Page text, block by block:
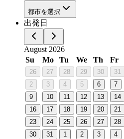
都市を選択
出発日
August 2026
Su
Mo Tu We Th Fr
26 27 28 29 30 31
2
3 4 5 6 7
9
10 11 12 13 14
16
17 18 19 20 21
23
24 25 26 27 28
30
31 1 2 3 4